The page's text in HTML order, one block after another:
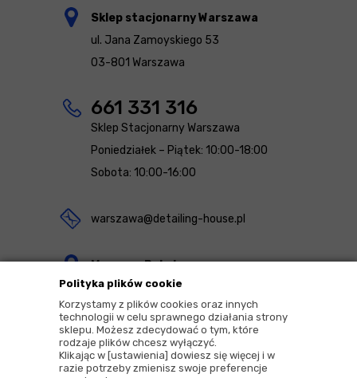
Polityka plików cookie
Korzystamy z plików cookies oraz innych
technologii w celu sprawnego działania strony
sklepu. Możesz zdecydować o tym, które
rodzaje plików chcesz wyłączyć.
Klikając w [ustawienia] dowiesz się więcej i w
razie potrzeby zmienisz swoje preferencje
Sklep stacjonarny Warszawa
ul. Jana Zamoyskiego 53
03-801 Warszawa
661 331 316
Sklep Stacjonarny Warszawa
Poniedziałek – Piątek: 10:00-18:00
Sobota: 10:00-16:00
warszawa@detailing-house.pl
Magazyn Rekcin
Nomos Sp. z o.o. sp.k.
ul. Agrestowa 1
83-010 Rekcin